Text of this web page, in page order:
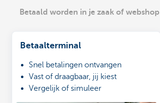
Betaald worden in je zaak of webshop
Betaalterminal
Snel betalingen ontvangen
Vast of draagbaar, jij kiest
Vergelijk of simuleer